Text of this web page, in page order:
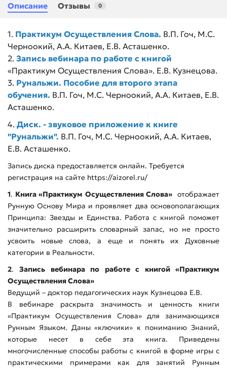
Описание Отзывы 0
1. Практикум Осуществления Слова. В.П. Гоч, М.С.
Черноокий, А.А. Китаев, Е.В. Асташенко.
2. Запись вебинара по работе с книгой
«Практикум Осуществления Слова». Е.В. Кузнецова.
3. Рунальжи. Пособие для второго этапа
обучения. В.П. Гоч, М.С. Черноокий, А.А. Китаев, Е.В.
Асташенко.
4. Диск. - звуковое приложение к книге
"Рунальжи". В.П. Гоч, М.С. Черноокий, А.А. Китаев,
Е.В. Асташенко.
Запись диска предоставляется онлайн. Требуется
регистрация на сайте https://aizorel.ru/
1. Книга «Практикум Осуществления Слова»отображает
Рунную Основу Мира и проявляет два основополагающих
Принципа: Звезды и Единства. Работа с книгой поможет
значительно расширить словарный запас, но не просто
усвоить новые слова, а еще и понять их Духовные
категории в Реальности.
2.Запись вебинара по работе с книгой «Практикум
Осуществления Слова»
Ведущий – доктор педагогических наук Кузнецова Е.В.
В вебинаре раскрыта значимость и ценность книги
«Практикум Осуществления Слова» для занимающихся
Рунным Языком. Даны «ключики» к пониманию Знаний,
которые несет в себе эта книга. Приведены
многочисленные способы работы с книгой в форме игры с
практическими примерами как для занятий Рунным